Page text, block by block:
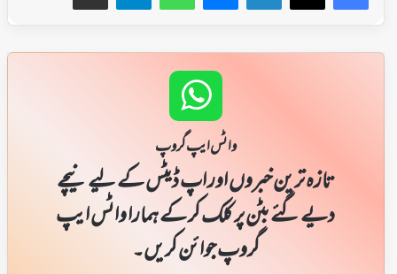
واٹس ایپ گروپ
تازہ ترین خبروں اور اپ ڈیٹس کے لیے نیچے
دیے گئے بٹن پر کلک کر کے ہمارا واٹس ایپ
گروپ جوائن کریں۔